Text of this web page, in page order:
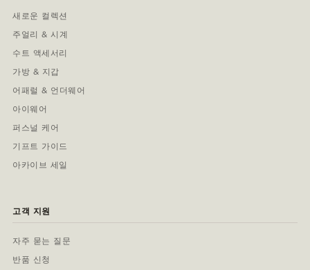
새로운 컬렉션
주얼리 & 시계
수트 액세서리
가방 & 지갑
어패럴 & 언더웨어
아이웨어
퍼스널 케어
기프트 가이드
아카이브 세일
고객 지원
자주 묻는 질문
반품 신청